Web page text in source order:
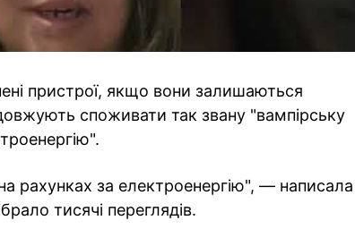
пристрої, якщо вони залишаються
споживати так звану "вампірську
рахунках за електроенергію", — написала
тисячі переглядів.